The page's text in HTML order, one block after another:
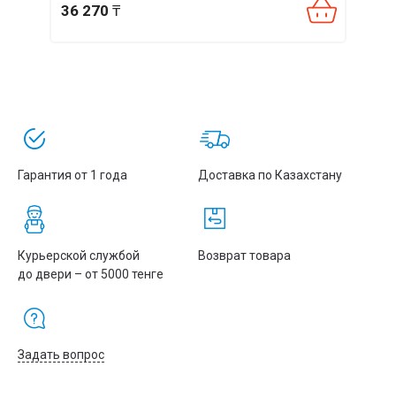
36 270 ₸
Гарантия от 1 года Доставка по Казахстану
Курьерской службой
до двери – от 5000 тенге
Возврат товара
Задать вопрос